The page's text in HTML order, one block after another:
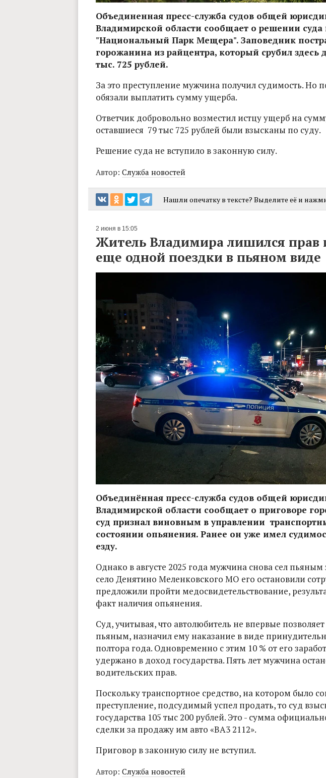
Объединенная пресс-служба судов общей
Владимирской области сообщает о решении
"Национальный Парк Мещера". Заповедник
горожанина из райцентра, который срубил здесь
тыс. 725 рублей.
За это преступление мужчина получил судимость. Но
обязали выплатить сумму ущерба.
Ответчик добровольно возместил истцу ущерб на
оставшиеся 79 тыс 725 рублей были взысканы по суду.
Решение суда не вступило в законную силу.
Автор: Служба новостей
Нашли опечатку в тексте? Выделите её и
2 июня в 15:05
Житель Владимира лишился прав
еще одной поездки в пьяном виде
Объединённая пресс-служба судов общей
Владимирской области сообщает о приговоре
суд признал виновным в управлении
состоянии опьянения. Ранее он уже имел
езду.
Однако в августе 2025 года мужчина снова сел пьяным
село Денятино Меленковского МО его остановили
предложили пройти медосвидетельствование,
факт наличия опьянения.
Суд, учитывая, что автолюбитель не впервые
пьяным, назначил ему наказание в виде
полтора года. Одновременно с этим 10 % от его
удержано в доход государства. Пять лет мужчина
водительских прав.
Поскольку транспортное средство, на котором было
преступление, подсудимый успел продать, то суд
государства 105 тыс 200 рублей. Это - сумма
сделки за продажу им авто «BA3 2112».
Приговор в законную силу не вступил.
Автор: Служба новостей